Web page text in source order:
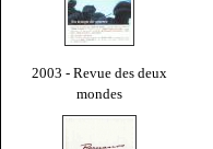
2003 - Revue des deux
mondes